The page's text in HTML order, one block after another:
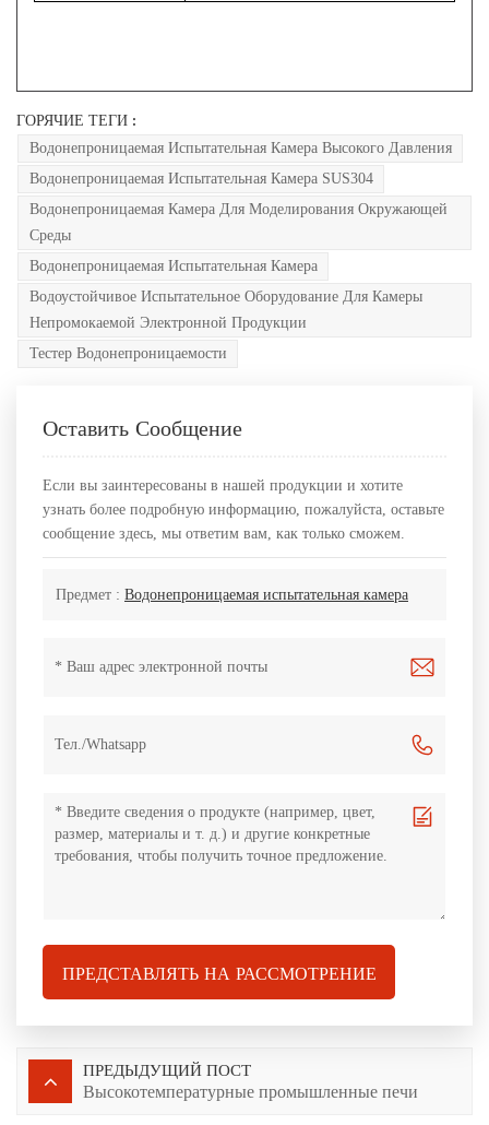
ГОРЯЧИЕ ТЕГИ :
Водонепроницаемая Испытательная Камера Высокого Давления
Водонепроницаемая Испытательная Камера SUS304
Водонепроницаемая Камера Для Моделирования Окружающей
Среды
Водонепроницаемая Испытательная Камера
Водоустойчивое Испытательное Оборудование Для Камеры
Непромокаемой Электронной Продукции
Тестер Водонепроницаемости
Оставить Сообщение
Если вы заинтересованы в нашей продукции и хотите
узнать более подробную информацию, пожалуйста, оставьте
сообщение здесь, мы ответим вам, как только сможем.
Предмет : Водонепроницаемая испытательная камера
ПРЕДСТАВЛЯТЬ НА РАССМОТРЕНИЕ
ПРЕДЫДУЩИЙ ПОСТ
Высокотемпературные промышленные печи